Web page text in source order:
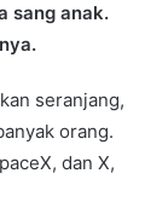
sang anak.
seranjang,
orang.
dan X,